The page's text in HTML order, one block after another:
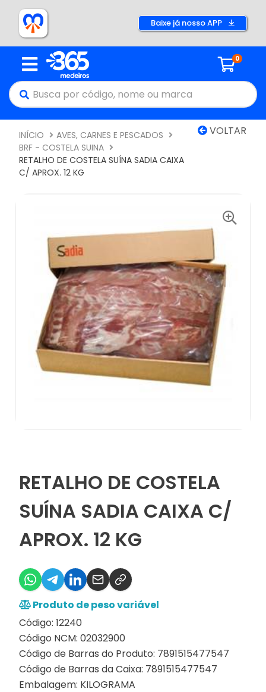
Baixe já nosso APP
0
VOLTAR
INÍCIO
AVES, CARNES E PESCADOS
BRF - COSTELA SUINA
RETALHO DE COSTELA SUÍNA SADIA CAIXA
C/ APROX. 12 KG
RETALHO DE COSTELA
SUÍNA SADIA CAIXA C/
APROX. 12 KG
Produto de peso variável
Código: 12240
Código NCM: 02032900
Código de Barras do Produto: 7891515477547
Código de Barras da Caixa: 7891515477547
Embalagem: KILOGRAMA